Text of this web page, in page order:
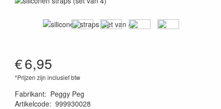
€6,95
*Prijzen zijn inclusief btw
Fabrikant: Peggy Peg
Artikelcode: 999930028